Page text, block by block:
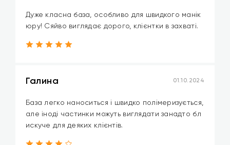
Дуже класна база, особливо для швидкого манік
юру! Сяйво виглядає дорого, клієнтки в захваті.
Галина 01.10.2024
База легко наноситься і швидко полімеризується,
але іноді частинки можуть виглядати занадто бл
искуче для деяких клієнтів.